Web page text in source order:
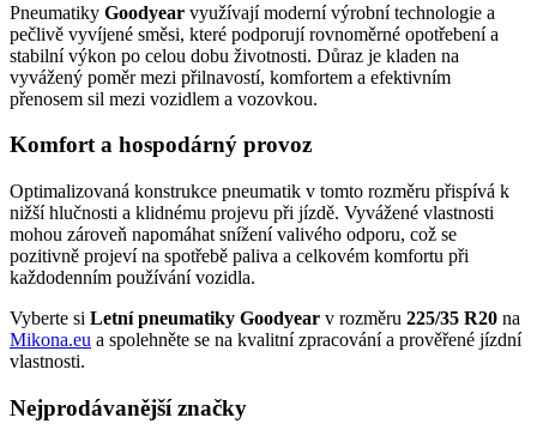
Pneumatiky Goodyear využívají moderní výrobní technologie a
pečlivě vyvíjené směsi, které podporují rovnoměrné opotřebení a
stabilní výkon po celou dobu životnosti. Důraz je kladen na
vyvážený poměr mezi přilnavostí, komfortem a efektivním
přenosem sil mezi vozidlem a vozovkou.
Komfort a hospodárný provoz
Optimalizovaná konstrukce pneumatik v tomto rozměru přispívá k
nižší hlučnosti a klidnému projevu při jízdě. Vyvážené vlastnosti
mohou zároveň napomáhat snížení valivého odporu, což se
pozitivně projeví na spotřebě paliva a celkovém komfortu při
každodenním používání vozidla.
Vyberte si Letní pneumatiky Goodyear v rozměru 225/35 R20 na
Mikona.eu a spolehněte se na kvalitní zpracování a prověřené jízdní
vlastnosti.
Nejprodávanější značky